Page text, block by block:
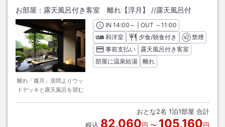
お部屋： 露天風呂付き客室 離れ【浮月】 //露天風呂付
離れ「朧月」居間よりウッ
ドデッキと露天風呂を望む
INチェックイン
14:00 ～ | OUT チェックアウト
～11:00
和洋室
夕食/朝食付き
禁煙
事前支払い
露天風呂付き客室
部屋に温泉給湯
離れ
おとな2名 1泊1部屋 合計
税込 82,060円 〜 105,160円